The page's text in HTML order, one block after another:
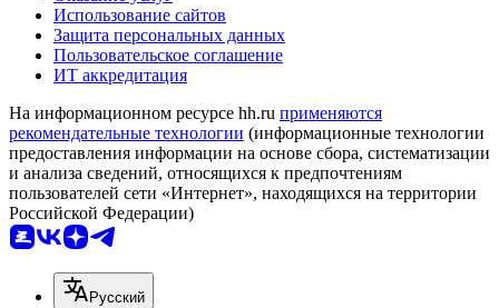
Использование сайтов
Защита персональных данных
Пользовательское соглашение
ИТ аккредитация
На информационном ресурсе hh.ru применяются
рекомендательные технологии (информационные технологии
предоставления информации на основе сбора, систематизации
и анализа сведений, относящихся к предпочтениям
пользователей сети «Интернет», находящихся на территории
Российской Федерации)
Русский